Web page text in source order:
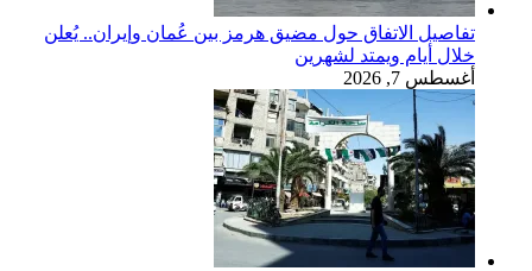
تفاصيل الاتفاق حول مضيق هرمز بين عُمان وإيران.. يُعلن
خلال أيام ويمتد لشهرين
أغسطس 7, 2026